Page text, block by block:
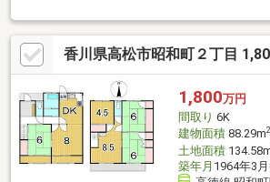
す）
香川県高松市昭和町２丁目
1,800万円
間取り 6K
建物面積88.29m2
土地面積
築年月 1964年3